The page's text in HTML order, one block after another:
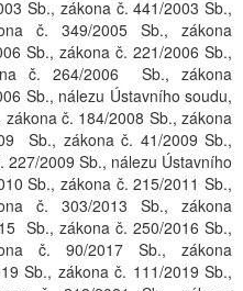
Sb., zákona č. 441/2003 Sb.,
č. 349/2005 Sb., zákona
Sb., zákona č. 221/2006 Sb.,
č. 264/2006 Sb., zákona
Sb., nálezu Ústavního soudu,
č. 184/2008 Sb., zákona
Sb., zákona č. 41/2009 Sb.,
2009 Sb., nálezu Ústavního
Sb., zákona č. 215/2011 Sb.,
č. 303/2013 Sb., zákona
Sb., zákona č. 250/2016 Sb.,
č. 90/2017 Sb., zákona
Sb., zákona č. 111/2019 Sb.,